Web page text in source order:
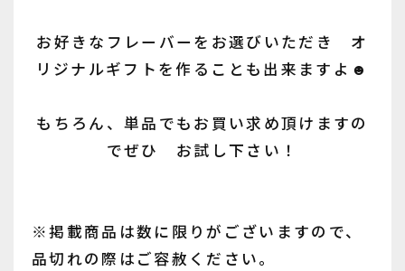
お好きなフレーバーをお選びいただき オ
リジナルギフトを作ることも出来ますよ☻
もちろん、単品でもお買い求め頂けますの
でぜひ お試し下さい！
※掲載商品は数に限りがございますので、
品切れの際はご容赦ください。